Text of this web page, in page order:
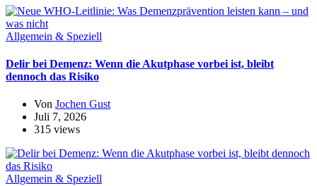
Allgemein & Speziell
Delir bei Demenz: Wenn die Akutphase vorbei ist, bleibt
dennoch das Risiko
Von Jochen Gust
Juli 7, 2026
315 views
Allgemein & Speziell